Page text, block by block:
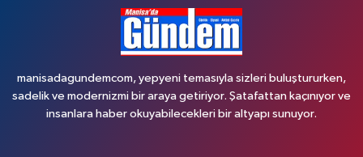
manisadagundemcom, yepyeni temasıyla sizleri buluştururken,
sadelik ve modernizmi bir araya getiriyor. Şatafattan kaçınıyor ve
insanlara haber okuyabilecekleri bir altyapı sunuyor.